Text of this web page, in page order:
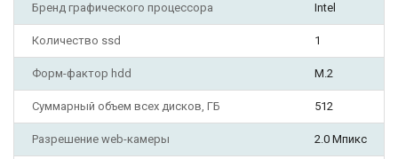
Бренд графического процессора Intel
Количество ssd 1
Форм-фактор hdd M.2
Суммарный объем всех дисков, ГБ 512
Разрешение web-камеры 2.0 Мпикс